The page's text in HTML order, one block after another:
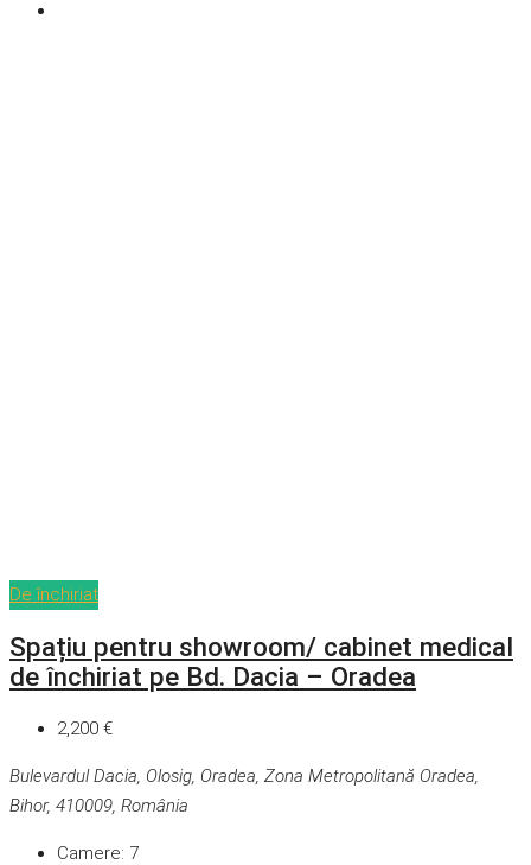
De închiriat
Spațiu pentru showroom/ cabinet medical
de închiriat pe Bd. Dacia – Oradea
2,200 €
Bulevardul Dacia, Olosig, Oradea, Zona Metropolitană Oradea,
Bihor, 410009, România
Camere: 7